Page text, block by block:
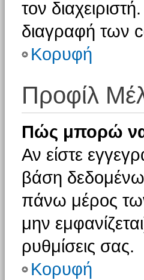
τον
διαγραφή των
Κορυφή
Προφίλ
Πώς μπορώ να
Αν είστε
βάση
πάνω μέρος
μην
ρυθμίσεις σας.
Κορυφή